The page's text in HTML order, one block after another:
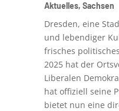
Aktuelles, Sachsen
Dresden, eine
und lebendiger
frisches
2025 hat der
Liberalen
hat offiziell seine
bietet nun eine